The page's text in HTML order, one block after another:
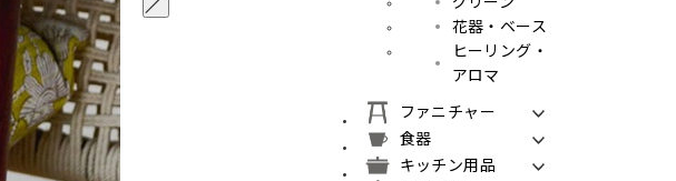
花器・ベース
ヒーリング・
アロマ
ファニチャー
食器
キッチン用品